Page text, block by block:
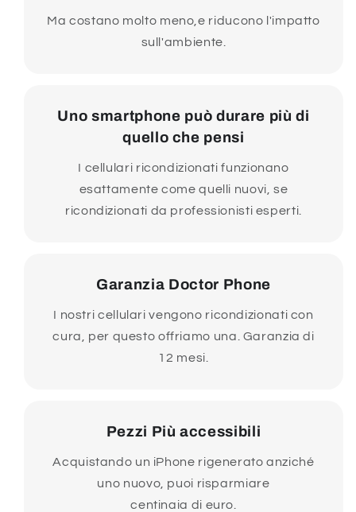
Ma costano molto meno,e riducono l'impatto
sull'ambiente.
Uno smartphone può durare più di
quello che pensi
I cellulari ricondizionati funzionano
esattamente come quelli nuovi, se
ricondizionati da professionisti esperti.
Garanzia Doctor Phone
I nostri cellulari vengono ricondizionati con
cura, per questo offriamo una. Garanzia di
12 mesi.
Pezzi Più accessibili
Acquistando un iPhone rigenerato anziché
uno nuovo, puoi risparmiare
centinaia di euro.